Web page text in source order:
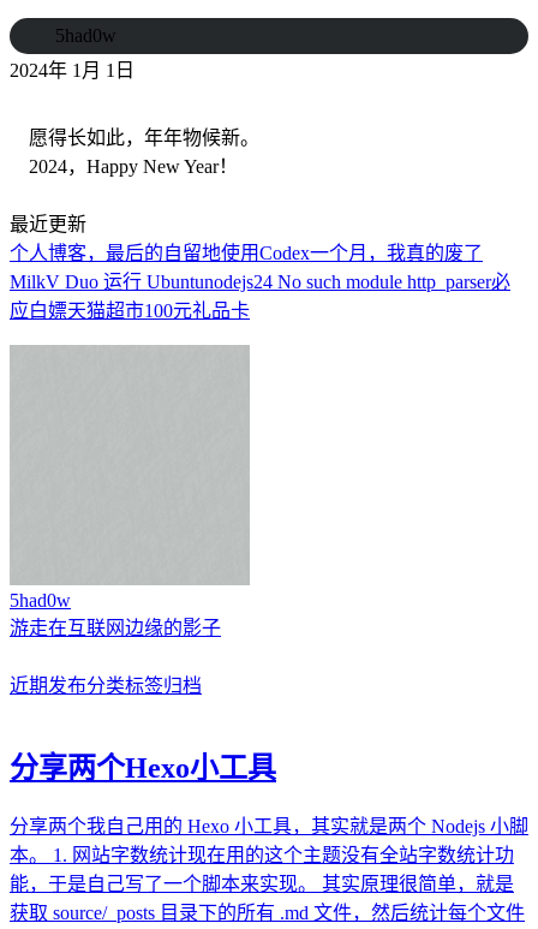
5had0w
2024年 1月 1日
愿得长如此，年年物候新。
2024，Happy New Year！
最近更新
个人博客，最后的自留地使用Codex一个月，我真的废了
MilkV Duo 运行 Ubuntunodejs24 No such module http_parser必
应白嫖天猫超市100元礼品卡
5had0w
游走在互联网边缘的影子
近期发布分类标签归档
分享两个Hexo小工具
分享两个我自己用的 Hexo 小工具，其实就是两个 Nodejs 小脚
本。 1. 网站字数统计现在用的这个主题没有全站字数统计功
能，于是自己写了一个脚本来实现。 其实原理很简单，就是
获取 source/_posts 目录下的所有 .md 文件，然后统计每个文件